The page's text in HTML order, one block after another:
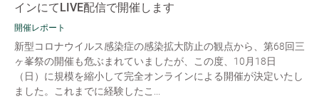
インにてLIVE配信で開催します
開催レポート
新型コロナウイルス感染症の感染拡大防止の観点から、第68回三
ヶ峯祭の開催も危ぶまれていましたが、この度、10月18日
（日）に規模を縮小して完全オンラインによる開催が決定いたし
ました。これまでに経験したこ...